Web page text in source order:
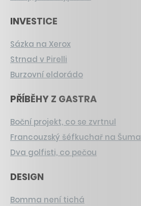
INVESTICE
Sázka na Xerox
Strnad v Pirelli
Burzovní eldorádo
PŘÍBĚHY Z GASTRA
Boční projekt, co se zvrtnul
Francouzský šéfkuchař na
Dva golfisti, co pečou
DESIGN
Bomma není tichá